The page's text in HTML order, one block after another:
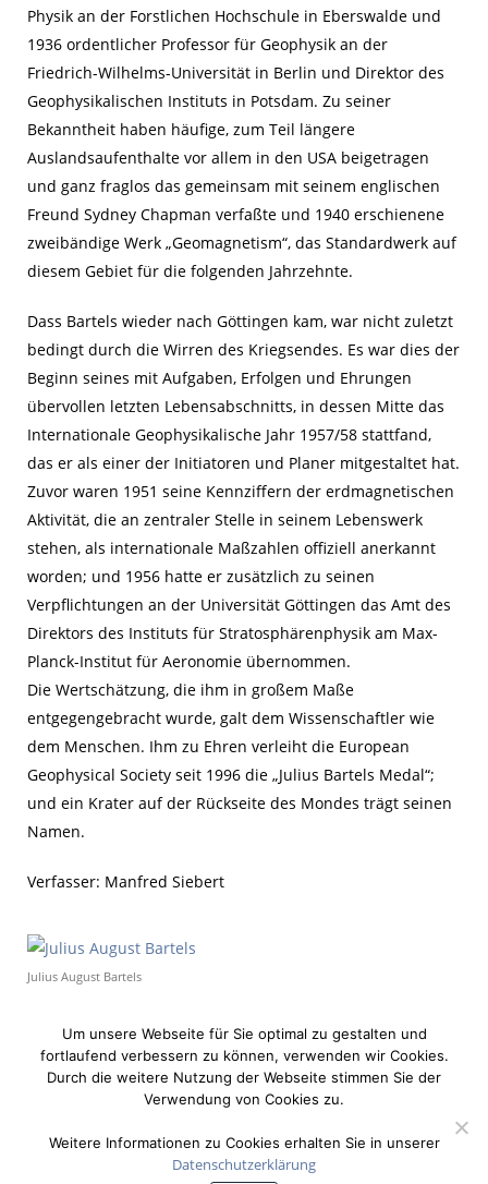
Physik an der Forstlichen Hochschule in Eberswalde und
1936 ordentlicher Professor für Geophysik an der
Friedrich-Wilhelms-Universität in Berlin und Direktor des
Geophysikalischen Instituts in Potsdam. Zu seiner
Bekanntheit haben häufige, zum Teil längere
Auslandsaufenthalte vor allem in den USA beigetragen
und ganz fraglos das gemeinsam mit seinem englischen
Freund Sydney Chapman verfaßte und 1940 erschienene
zweibändige Werk „Geomagnetism“, das Standardwerk auf
diesem Gebiet für die folgenden Jahrzehnte.
Dass Bartels wieder nach Göttingen kam, war nicht zuletzt
bedingt durch die Wirren des Kriegsendes. Es war dies der
Beginn seines mit Aufgaben, Erfolgen und Ehrungen
übervollen letzten Lebensabschnitts, in dessen Mitte das
Internationale Geophysikalische Jahr 1957/58 stattfand,
das er als einer der Initiatoren und Planer mitgestaltet hat.
Zuvor waren 1951 seine Kennziffern der erdmagnetischen
Aktivität, die an zentraler Stelle in seinem Lebenswerk
stehen, als internationale Maßzahlen offiziell an­erkannt
worden; und 1956 hatte er zusätzlich zu seinen
Verpflichtungen an der Universität Göttingen das Amt des
Direktors des Instituts für Stratosphärenphysik am Max-
Planck-Institut für Aeronomie übernommen.
Die Wertschätzung, die ihm in großem Maße
entgegengebracht wurde, galt dem Wissenschaftler wie
dem Menschen. Ihm zu Ehren verleiht die European
Geophysical Society seit 1996 die „Julius Bartels Medal“;
und ein Krater auf der Rückseite des Mondes trägt seinen
Namen.
Verfasser: Manfred Siebert
Julius August Bartels
Um unsere Webseite für Sie optimal zu gestalten und
fortlaufend verbessern zu können, verwenden wir Cookies.
Durch die weitere Nutzung der Webseite stimmen Sie der
Verwendung von Cookies zu.
Weitere Informationen zu Cookies erhalten Sie in unserer
Datenschutzerklärung